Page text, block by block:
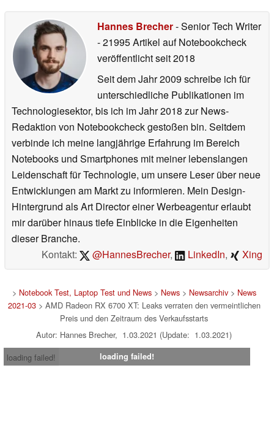
Hannes Brecher- Senior Tech Writer
- 21995 Artikel auf Notebookcheck
veröffentlichtseit 2018
Seit dem Jahr 2009 schreibe ich für
unterschiedliche Publikationen im
Technologiesektor, bis ich im Jahr 2018 zur News-
Redaktion von Notebookcheck gestoßen bin. Seitdem
verbinde ich meine langjährige Erfahrung im Bereich
Notebooks und Smartphones mit meiner lebenslangen
Leidenschaft für Technologie, um unsere Leser über neue
Entwicklungen am Markt zu informieren. Mein Design-
Hintergrund als Art Director einer Werbeagentur erlaubt
mir darüber hinaus tiefe Einblicke in die Eigenheiten
dieser Branche.
Kontakt:
@HannesBrecher, LinkedIn, Xing
> Notebook Test, Laptop Test und News> News> Newsarchiv> News
2021-03> AMD Radeon RX 6700 XT: Leaks verraten den vermeintlichen
Preis und den Zeitraum des Verkaufsstarts
Autor: Hannes Brecher, 1.03.2021 (Update: 1.03.2021)
loading failed!
loading failed!